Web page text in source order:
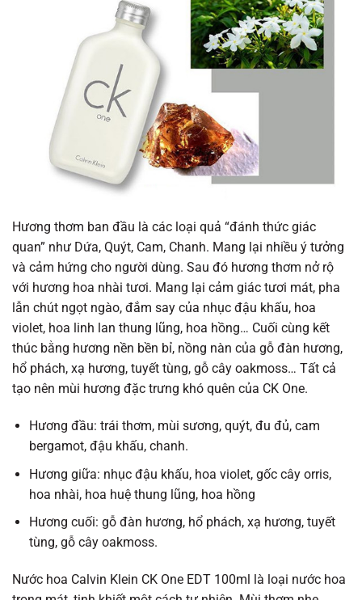
Hương thơm ban đầu là các loại quả “đánh thức giác
quan” như Dứa, Quýt, Cam, Chanh. Mang lại nhiều ý tưởng
và cảm hứng cho người dùng. Sau đó hương thơm nở rộ
với hương hoa nhài tươi. Mang lại cảm giác tươi mát, pha
lẫn chút ngọt ngào, đắm say của nhục đậu khấu, hoa
violet, hoa linh lan thung lũng, hoa hồng… Cuối cùng kết
thúc bằng hương nền bền bỉ, nồng nàn của gỗ đàn hương,
hổ phách, xạ hương, tuyết tùng, gỗ cây oakmoss… Tất cả
tạo nên mùi hương đặc trưng khó quên của CK One.
Hương đầu: trái thơm, mùi sương, quýt, đu đủ, cam
bergamot, đậu khấu, chanh.
Hương giữa: nhục đậu khấu, hoa violet, gốc cây orris,
hoa nhài, hoa huệ thung lũng, hoa hồng
Hương cuối: gỗ đàn hương, hổ phách, xạ hương, tuyết
tùng, gỗ cây oakmoss.
Nước hoa Calvin Klein CK One EDT 100ml là loại nước hoa